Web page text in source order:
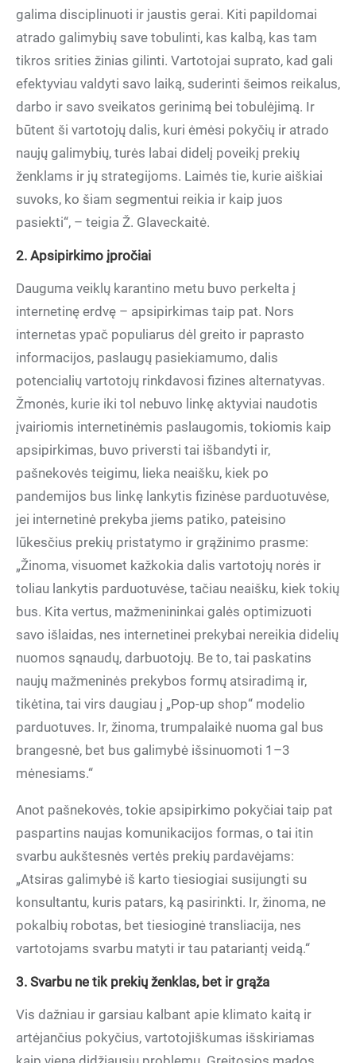
galima disciplinuoti ir jaustis gerai. Kiti papildomai
atrado galimybių save tobulinti, kas kalbą, kas tam
tikros srities žinias gilinti. Vartotojai suprato, kad gali
efektyviau valdyti savo laiką, suderinti šeimos reikalus,
darbo ir savo sveikatos gerinimą bei tobulėjimą. Ir
būtent ši vartotojų dalis, kuri ėmėsi pokyčių ir atrado
naujų galimybių, turės labai didelį poveikį prekių
ženklams ir jų strategijoms. Laimės tie, kurie aiškiai
suvoks, ko šiam segmentui reikia ir kaip juos
pasiekti“, – teigia Ž. Glaveckaitė.
2. Apsipirkimo įpročiai
Dauguma veiklų karantino metu buvo perkelta į
internetinę erdvę – apsipirkimas taip pat. Nors
internetas ypač populiarus dėl greito ir paprasto
informacijos, paslaugų pasiekiamumo, dalis
potencialių vartotojų rinkdavosi fizines alternatyvas.
Žmonės, kurie iki tol nebuvo linkę aktyviai naudotis
įvairiomis internetinėmis paslaugomis, tokiomis kaip
apsipirkimas, buvo priversti tai išbandyti ir,
pašnekovės teigimu, lieka neaišku, kiek po
pandemijos bus linkę lankytis fizinėse parduotuvėse,
jei internetinė prekyba jiems patiko, pateisino
lūkesčius prekių pristatymo ir grąžinimo prasme:
„Žinoma, visuomet kažkokia dalis vartotojų norės ir
toliau lankytis parduotuvėse, tačiau neaišku, kiek tokių
bus. Kita vertus, mažmenininkai galės optimizuoti
savo išlaidas, nes internetinei prekybai nereikia didelių
nuomos sąnaudų, darbuotojų. Be to, tai paskatins
naujų mažmeninės prekybos formų atsiradimą ir,
tikėtina, tai virs daugiau į „Pop-up shop“ modelio
parduotuves. Ir, žinoma, trumpalaikė nuoma gal bus
brangesnė, bet bus galimybė išsinuomoti 1–3
mėnesiams.“
Anot pašnekovės, tokie apsipirkimo pokyčiai taip pat
paspartins naujas komunikacijos formas, o tai itin
svarbu aukštesnės vertės prekių pardavėjams:
„Atsiras galimybė iš karto tiesiogiai susijungti su
konsultantu, kuris patars, ką pasirinkti. Ir, žinoma, ne
pokalbių robotas, bet tiesioginė transliacija, nes
vartotojams svarbu matyti ir tau patariantį veidą.“
3. Svarbu ne tik prekių ženklas, bet ir grąža
Vis dažniau ir garsiau kalbant apie klimato kaitą ir
artėjančius pokyčius, vartotojiškumas išskiriamas